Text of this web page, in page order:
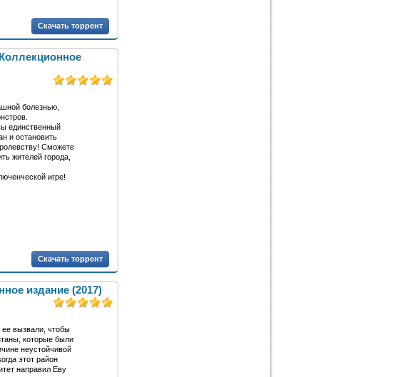
Скачать торрент
болезнью,
единственный
и остановить
Сможете
жителей города,
игре!
Скачать торрент
издание (2017)
ее вызвали, чтобы
которые были
неустойчивой
этот район
направил Еву